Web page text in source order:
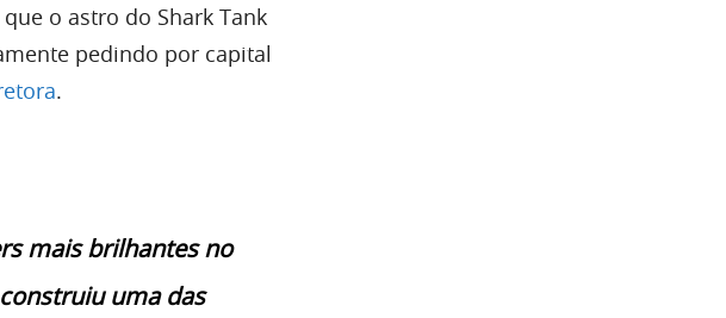
o astro do Shark Tank
pedindo por capital
.
mais brilhantes no
uma das